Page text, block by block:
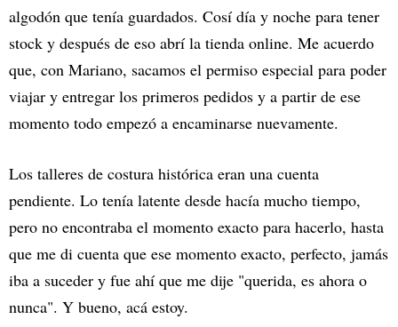
algodón que tenía guardados. Cosí día y noche para tener
stock y después de eso abrí la tienda online. Me acuerdo
que, con Mariano, sacamos el permiso especial para poder
viajar y entregar los primeros pedidos y a partir de ese
momento todo empezó a encaminarse nuevamente.
Los talleres de costura histórica eran una cuenta
pendiente. Lo tenía latente desde hacía mucho tiempo,
pero no encontraba el momento exacto para hacerlo, hasta
que me di cuenta que ese momento exacto, perfecto, jamás
iba a suceder y fue ahí que me dije "querida, es ahora o
nunca". Y bueno, acá estoy.